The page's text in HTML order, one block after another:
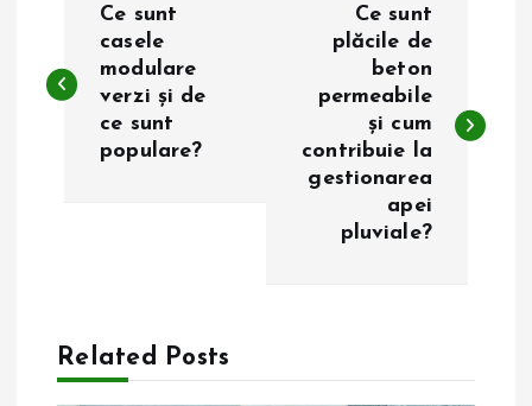
v
r
Ce sunt
casele
modulare
verzi și de
ce sunt
populare?
Ce sunt
plăcile de
beton
permeabile
și cum
contribuie la
gestionarea
apei
pluviale?
Related Posts